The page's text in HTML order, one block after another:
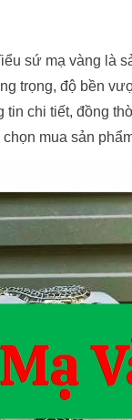
sứ mạ vàng là
trọng, độ bền
chi tiết, đồng
mua sản